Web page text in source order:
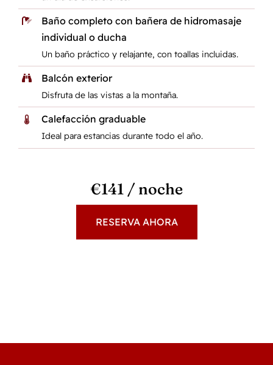
Baño completo con bañera de hidromasaje
individual o ducha
Un baño práctico y relajante, con toallas incluidas.
Balcón exterior
Disfruta de las vistas a la montaña.
Calefacción graduable
Ideal para estancias durante todo el año.
€141 / noche
RESERVA AHORA